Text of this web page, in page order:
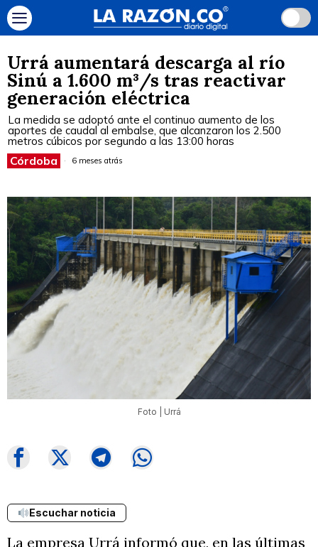
Urrá aumentará descarga al río
Sinú a 1.600 m³/s tras reactivar
generación eléctrica
La medida se adoptó ante el continuo aumento de los
aportes de caudal al embalse, que alcanzaron los 2.500
metros cúbicos por segundo a las 13:00 horas
Córdoba 6 meses atrás
Foto | Urrá
Escuchar noticia
La empresa Urrá informó que, en las últimas